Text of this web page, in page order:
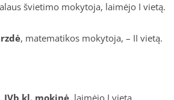
švietimo mokytoja, laimėjo I vietą.
, matematikos mokytoja, – II vietą.
IVb kl. mokinė, laimėjo I vietą.